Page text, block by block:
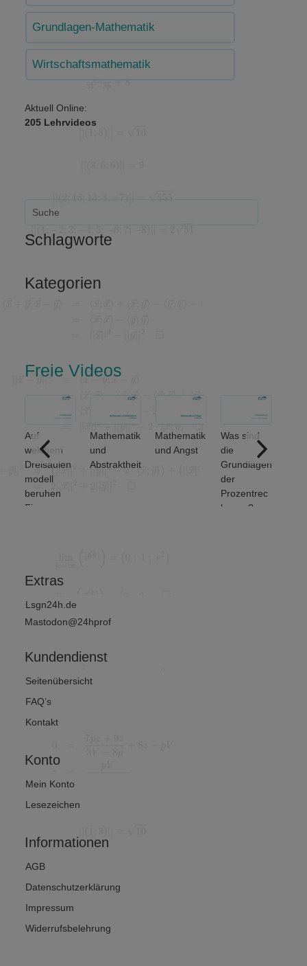
Grundlagen-Mathematik
Wirtschaftsmathematik
Aktuell Online:
205 Lehrvideos
Schlagworte
Kategorien
Freie Videos
Auf
welchem
Dreisäulen
modell
beruhen
Finanz-
Mathematik
und
Abstraktheit
Mathematik
und Angst
Was sind
die
Grundlagen
der
Prozentrec
hnung?
Extras
Lsgn24h.de
Mastodon@24hprof
Kundendienst
Seitenübersicht
FAQ’s
Kontakt
Konto
Mein Konto
Lesezeichen
Informationen
AGB
Datenschutzerklärung
Impressum
Widerrufsbelehrung